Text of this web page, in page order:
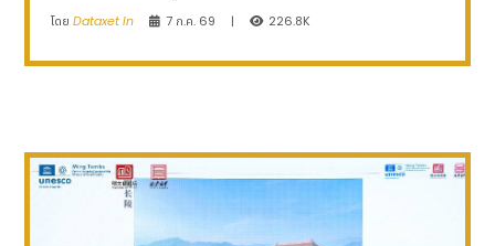
โดยDataxet In 7 ก.ค. 69 | 226.8K